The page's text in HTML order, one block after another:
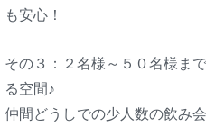
も安心！
その３：２名様～５０名様ま
る空間♪
仲間どうしでの少人数の飲み